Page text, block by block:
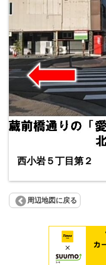
西小岩５丁目第２
周辺地図に戻る